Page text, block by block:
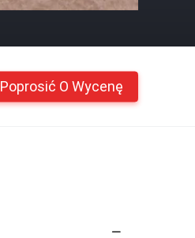
Poprosić O Wycenę